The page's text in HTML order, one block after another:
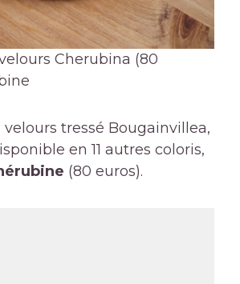
Cherubina (80
tressé Bougainvillea,
en 11 autres coloris,
(80 euros).